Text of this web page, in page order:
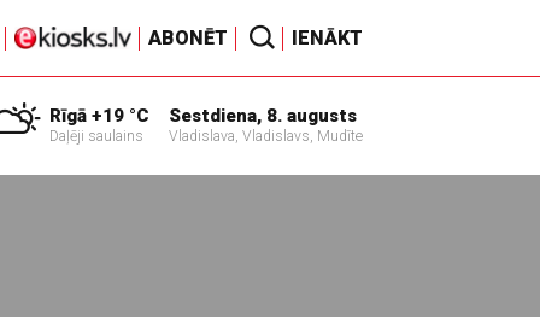
ABONĒT IENĀKT
Rīgā +19 °C
Daļēji saulains
Sestdiena, 8. augusts
Vladislava, Vladislavs, Mudīte